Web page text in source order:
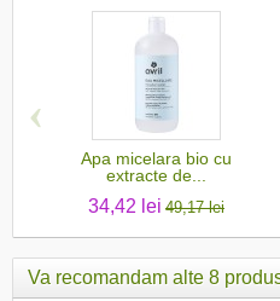
Apa micelara bio cu
extracte de...
34,42 lei 49,17 lei
‹
Va recomandam alte 8